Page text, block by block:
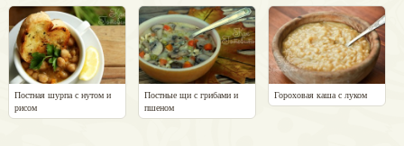
Постная шурпа с нутом и
рисом
Постные щи с грибами и
пшеном
Гороховая каша с луком